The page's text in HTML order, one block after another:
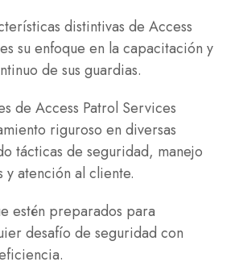
distintivas de Access
su enfoque en la capacitación y
de sus guardias.
de Access Patrol Services
riguroso en diversas
tácticas de seguridad, manejo
y atención al cliente.
estén preparados para
desafío de seguridad con